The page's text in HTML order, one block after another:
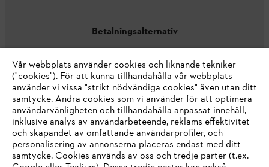
Betalningsalternativ
Företaget
Vår webbplats använder cookies och liknande tekniker
("cookies"). För att kunna tillhandahålla vår webbplats
använder vi vissa "strikt nödvändiga cookies" även utan ditt
samtycke. Andra cookies som vi använder för att optimera
användarvänligheten och tillhandahålla anpassat innehåll,
inklusive analys av användarbeteende, reklams effektivitet
och skapandet av omfattande användarprofiler, och
personalisering av annonserna placeras endast med ditt
samtycke. Cookies används av oss och tredje parter (t.ex.